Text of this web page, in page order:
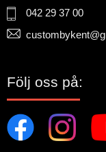
042 29 37 00
Följ oss på: